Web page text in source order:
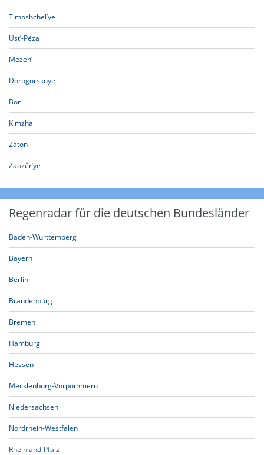
Timoshchel’ye
Ust’-Pëza
Mezen’
Dorogorskoye
Bor
Kimzha
Zaton
Zaozër’ye
Regenradar für die deutschen Bundesländer
Baden-Württemberg
Bayern
Berlin
Brandenburg
Bremen
Hamburg
Hessen
Mecklenburg-Vorpommern
Niedersachsen
Nordrhein-Westfalen
Rheinland-Pfalz